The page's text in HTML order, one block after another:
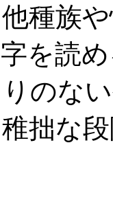
種族
を読
のな
拙な